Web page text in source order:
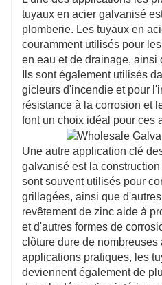
tuyaux en acier galvanisé
plomberie. Les tuyaux en
couramment utilisés pour
en eau et de drainage, ainsi
Ils sont également utilisés
gicleurs d'incendie et pour
résistance à la corrosion et
font un choix idéal pour ces
Une autre application clé
galvanisé est la
sont souvent utilisés pour
grillagées, ainsi que
revêtement de zinc aide à
et d'autres formes de
clôture dure de
applications pratiques, les
deviennent également de